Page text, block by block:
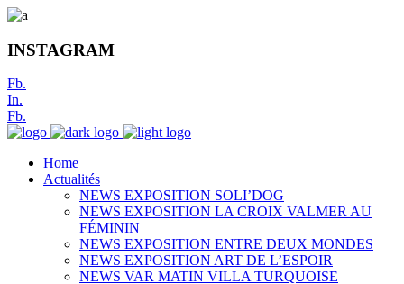
INSTAGRAM
Fb.
In.
Fb.
Home
Actualités
NEWS EXPOSITION SOLI’DOG
NEWS EXPOSITION LA CROIX VALMER AU
FÉMININ
NEWS EXPOSITION ENTRE DEUX MONDES
NEWS EXPOSITION ART DE L’ESPOIR
NEWS VAR MATIN VILLA TURQUOISE